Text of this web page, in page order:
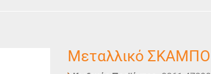
Μεταλλικό ΣΚΑΜΠΟ